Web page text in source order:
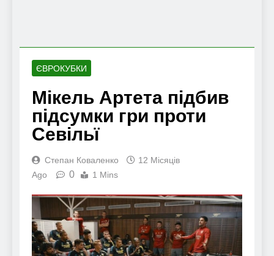
ЄВРОКУБКИ
Мікель Артета підбив
підсумки гри проти
Севільї
Степан Коваленко
12 Місяців
Ago
0 1 Mins